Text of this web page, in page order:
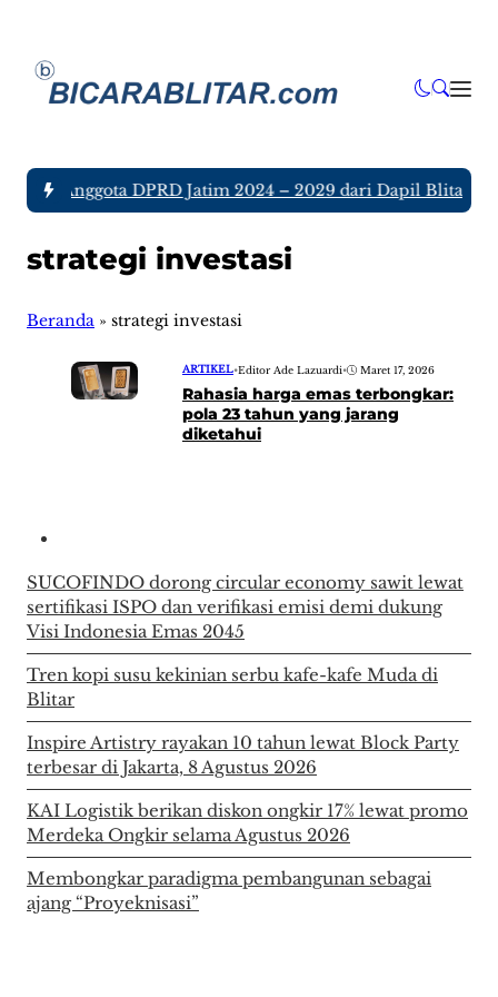
tujuh Anggota DPRD Jatim 2024 – 2029 dari Dapil Blitar
strategi investasi
Beranda » strategi investasi
ARTIKEL•Editor Ade Lazuardi• Maret 17, 2026
Rahasia harga emas terbongkar:
pola 23 tahun yang jarang
diketahui
SUCOFINDO dorong circular economy sawit lewat
sertifikasi ISPO dan verifikasi emisi demi dukung
Visi Indonesia Emas 2045
Tren kopi susu kekinian serbu kafe-kafe Muda di
Blitar
Inspire Artistry rayakan 10 tahun lewat Block Party
terbesar di Jakarta, 8 Agustus 2026
KAI Logistik berikan diskon ongkir 17% lewat promo
Merdeka Ongkir selama Agustus 2026
Membongkar paradigma pembangunan sebagai
ajang “Proyeknisasi”